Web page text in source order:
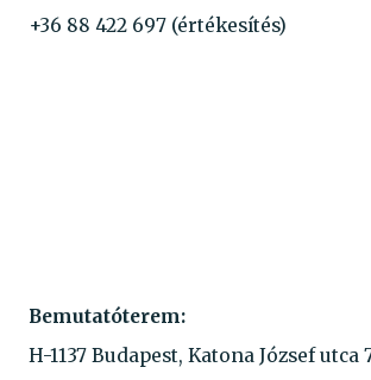
+36 88 422 697(értékesítés)
Bemutatóterem:
H-1137 Budapest, Katona József utca